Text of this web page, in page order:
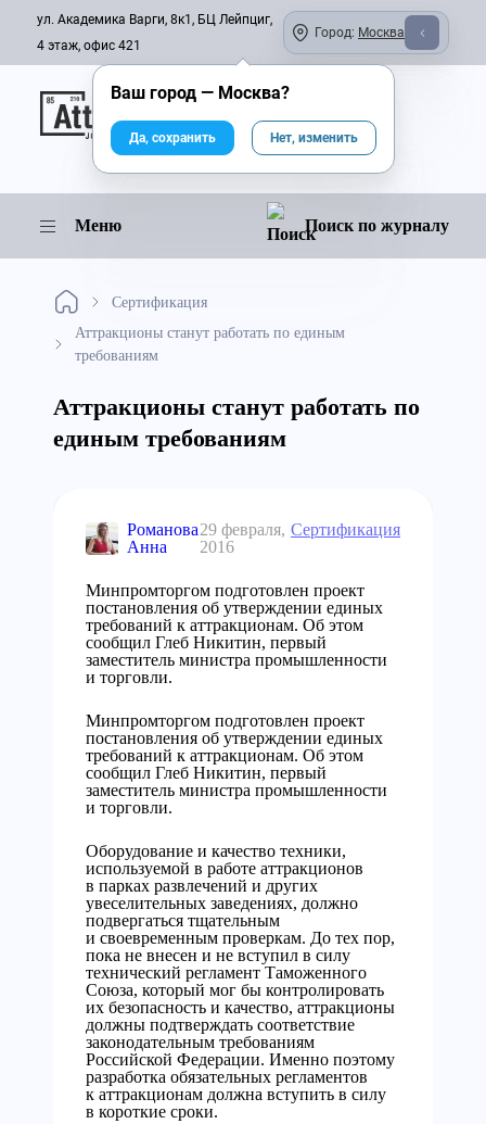
ул. Академика Варги, 8к1, БЦ Лейпциг,
4 этаж, офис 421
Город: Москва
Онлайн-журнал
Меню Поиск по журналу
Сертификация
Аттракционы станут работать по единым
требованиям
Аттракционы станут работать по
единым требованиям
Романова
Анна
29 февраля,
2016
Сертификация
Минпромторгом подготовлен проект
постановления об утверждении единых
требований к аттракционам. Об этом
сообщил Глеб Никитин, первый
заместитель министра промышленности
и торговли.
Минпромторгом подготовлен проект
постановления об утверждении единых
требований к аттракционам. Об этом
сообщил Глеб Никитин, первый
заместитель министра промышленности
и торговли.
Оборудование и качество техники,
используемой в работе аттракционов
в парках развлечений и других
увеселительных заведениях, должно
подвергаться тщательным
и своевременным проверкам. До тех пор,
пока не внесен и не вступил в силу
технический регламент Таможенного
Союза, который мог бы контролировать
их безопасность и качество, аттракционы
должны подтверждать соответствие
законодательным требованиям
Российской Федерации. Именно поэтому
разработка обязательных регламентов
к аттракционам должна вступить в силу
в короткие сроки.
Ваш город — Москва?
Да, сохранить Нет, изменить